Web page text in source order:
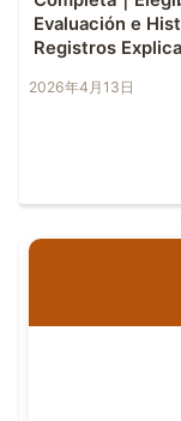
Evaluación e
Registros
2026年4月13日